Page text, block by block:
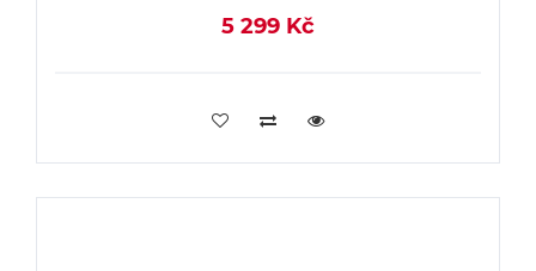
5 299 Kč
PŘIDAT DO KOŠÍKU